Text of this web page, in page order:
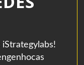
iStrategylabs!